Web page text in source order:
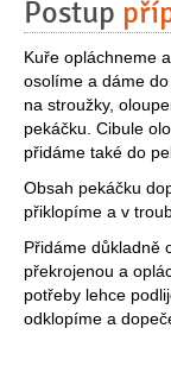
Postup
Kuře opláchneme
osolíme a dáme
na stroužky,
pekáčku. Cibule
přidáme také do
Obsah pekáčku
přiklopíme a v
Přidáme důkladně
překrojenou a
potřeby lehce
odklopíme a